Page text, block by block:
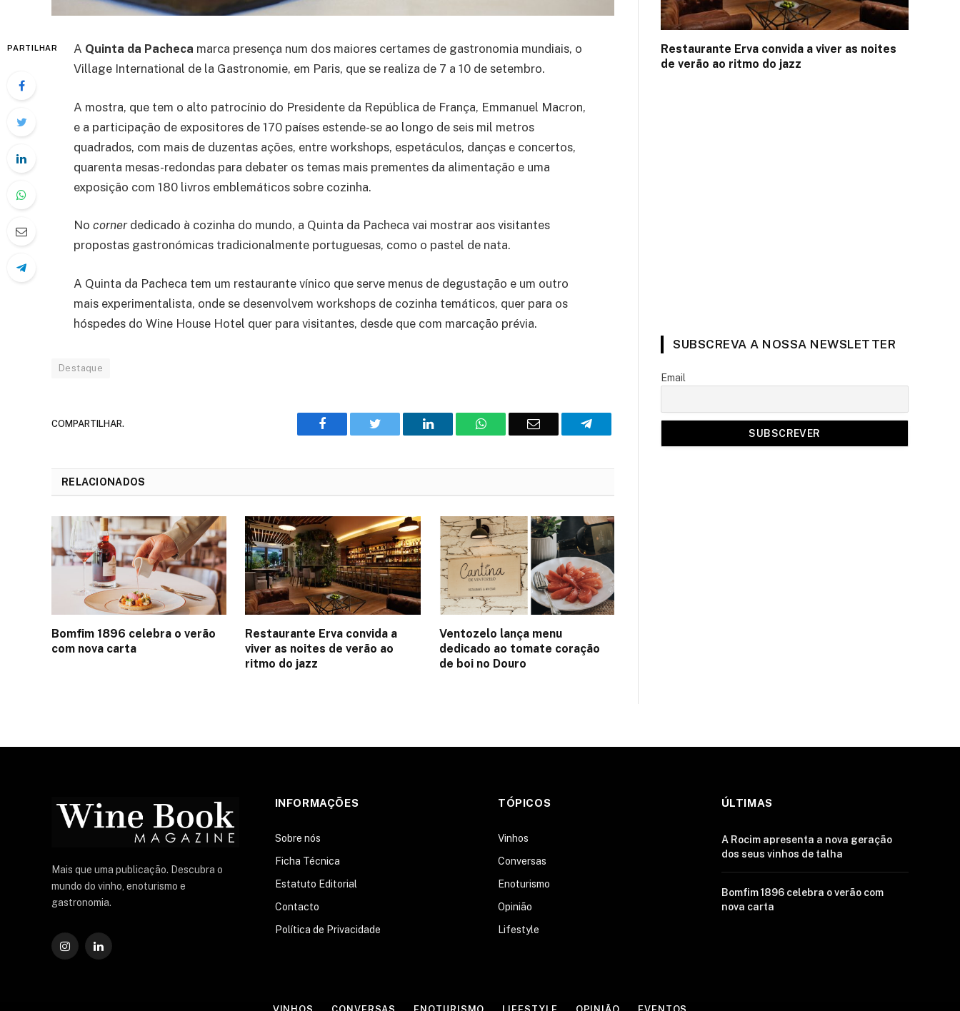
PARTILHAR A Quinta da Pacheca marca presença num dos maiores certames de gastronomia mundiais, o
Village International de la Gastronomie, em Paris, que se realiza de 7 a 10 de setembro.
A mostra, que tem o alto patrocínio do Presidente da República de França, Emmanuel Macron,
e a participação de expositores de 170 países estende-se ao longo de seis mil metros
quadrados, com mais de duzentas ações, entre workshops, espetáculos, danças e concertos,
quarenta mesas-redondas para debater os temas mais prementes da alimentação e uma
exposição com 180 livros emblemáticos sobre cozinha.
No cornerdedicado à cozinha do mundo, a Quinta da Pacheca vai mostrar aos visitantes
propostas gastronómicas tradicionalmente portuguesas, como o pastel de nata.
A Quinta da Pacheca tem um restaurante vínico que serve menus de degustação e um outro
mais experimentalista, onde se desenvolvem workshops de cozinha temáticos, quer para os
hóspedes do Wine House Hotel quer para visitantes, desde que com marcação prévia.
Destaque
COMPARTILHAR. Facebook Twitter
O
WhatsAppE-
Telegrama
RELACIONADOS
Bomfim 1896 celebra o verão
com nova carta
Restaurante Erva convida a
viver as noites de verão ao
ritmo do jazz
Ventozelo lança menu
dedicado ao tomate coração
de boi no Douro
Restaurante Erva convida a viver as noites
de verão ao ritmo do jazz
SUBSCREVA A NOSSA NEWSLETTER
Email
Mais que uma publicação. Descubra o
mundo do vinho, enoturismo e
gastronomia.
Instagram
O
INFORMAÇÕES
Sobre nós
Ficha Técnica
Estatuto Editorial
Contacto
Política de Privacidade
TÓPICOS
Vinhos
Conversas
Enoturismo
Opinião
Lifestyle
ÚLTIMAS
A Rocim apresenta a nova geração
dos seus vinhos de talha
Bomfim 1896 celebra o verão com
nova carta